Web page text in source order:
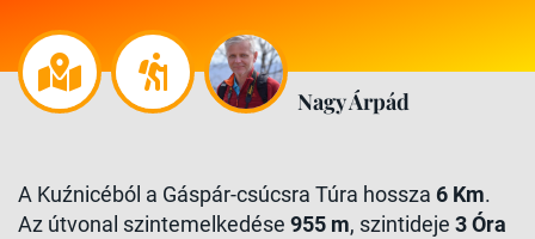
Nagy Árpád
A Kuźnicéból a Gáspár-csúcsra Túra hossza 6 Km.
Az útvonal szintemelkedése 955 m, szintideje 3 Óra